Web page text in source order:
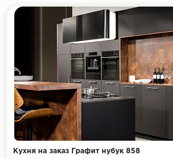
Кухня на заказ Графит нубук 858